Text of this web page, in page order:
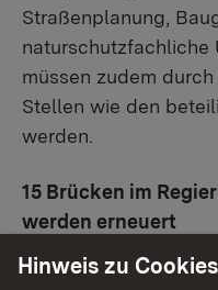
Straßenplanung,
naturschutzfachliche
müssen zudem
Stellen wie den
werden.
15 Brücken im
werden erneuert
Im Regierungsbezirk
Hinweis zu Cookies